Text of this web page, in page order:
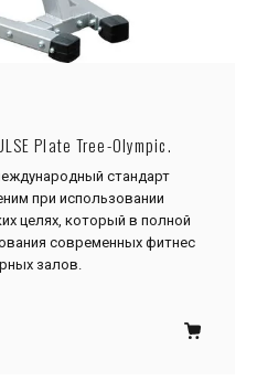
Plate Tree-Olympic.
стандарт
при использовании
целях, который в полной
современных фитнес
залов.